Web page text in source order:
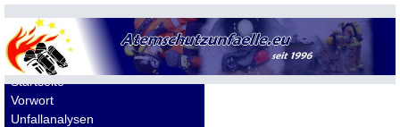
Allgemeines
Startseite
Vorwort
Unfallanalysen